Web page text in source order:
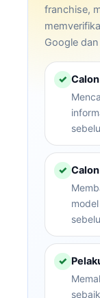
franchise,
Google dan
✓
✓
✓